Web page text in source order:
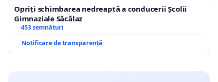
Opriți schimbarea nedreaptă a conducerii Școlii
Gimnaziale Săcălaz
453 semnături
Notificare de transparență